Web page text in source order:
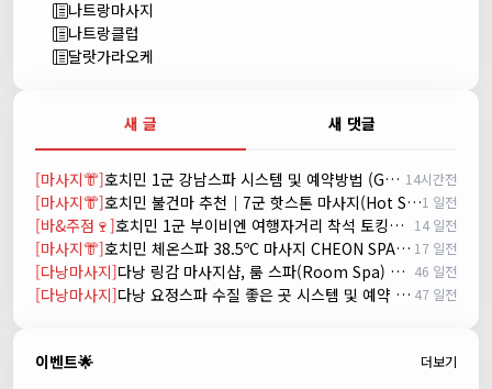
나트랑마사지
나트랑클럽
달랏가라오케
새 글 새 댓글
[마사지👘] 호치민 1군 강남스파 시스템 및 예약방법 (GANGNAM SPA) 14시간전
[마사지👘] 호치민 불건마 추천｜7군 핫스톤 마사지(Hot Stone massage)1 일전
[바&주점🍷] 호치민 1군 부이비엔 여행자거리 착석 토킹바 놀이터 (NORITER LOUNGE) 14 일전
[마사지👘] 호치민 체온스파 38.5ºC 마사지 CHEON SPA Massage 17 일전
[다낭마사지] 다낭 링감 마사지샵, 룸 스파(Room Spa) 예약 46 일전
[다낭마사지] 다낭 요정스파 수질 좋은 곳 시스템 및 예약 방법 47 일전
이벤트🌟 더보기